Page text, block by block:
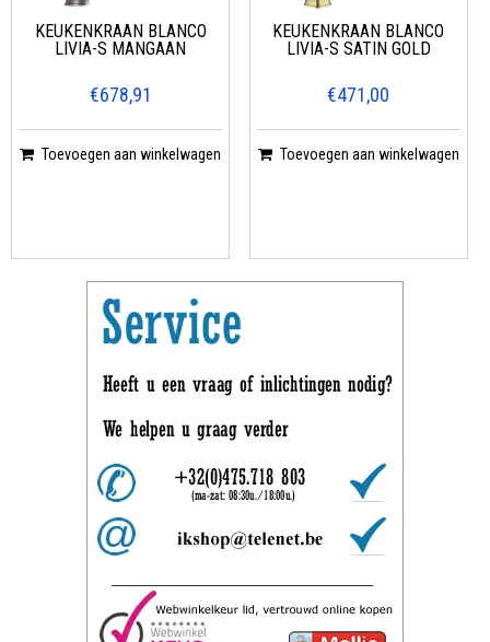
KEUKENKRAAN BLANCO
LIVIA-S MANGAAN
€678,91
Toevoegen aan winkelwagen
KEUKENKRAAN BLANCO
LIVIA-S SATIN GOLD
€471,00
Toevoegen aan winkelwagen